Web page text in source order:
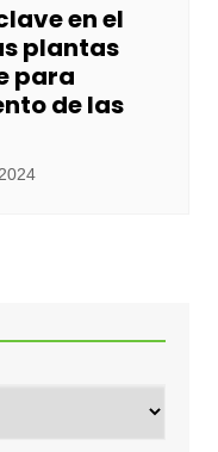
en el
plantas
para
de las